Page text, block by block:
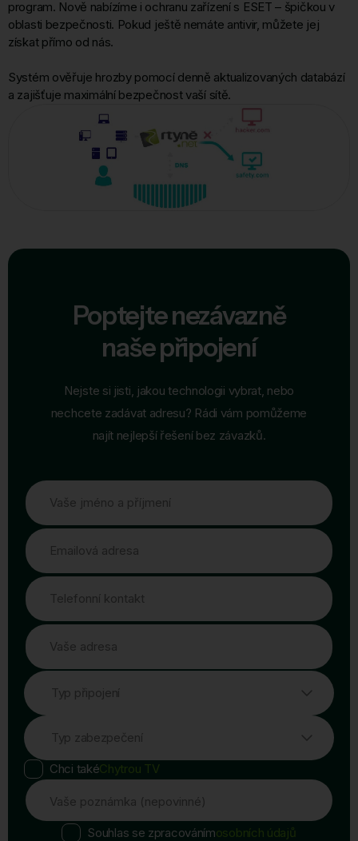
program. Nově nabízíme i ochranu zařízení s ESET – špičkou v
oblasti bezpečnosti. Pokud ještě nemáte antivir, můžete jej
získat přímo od nás.
Systém ověřuje hrozby pomocí denně aktualizovaných databází
a zajišťuje maximální bezpečnost vaší sítě.
Poptejte nezávazně
naše připojení
Nejste si jisti, jakou technologii vybrat, nebo
nechcete zadávat adresu? Rádi vám pomůžeme
najít nejlepší řešení bez závazků.
Vaše jméno a příjmení
Emailová adresa
Telefonní kontakt
Vaše adresa
Typ připojení
Typ zabezpečení
Chci takéChytrou TV
Vaše poznámka (nepovinné)
Souhlas se zpracovánímosobních údajů